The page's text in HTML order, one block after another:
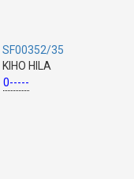
SF00352/35
KIHO HILA
0-----